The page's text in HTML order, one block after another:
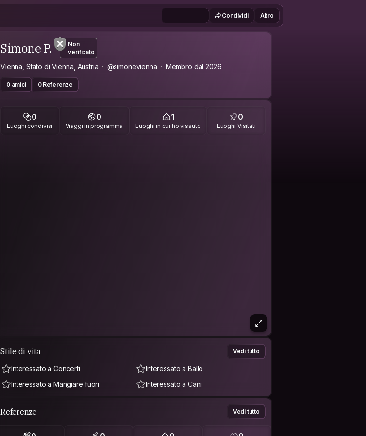
Condividi Altro
Simone P.
Non
verificato
Vienna, Stato di Vienna, Austria @simonevienna Membro dal 2026
0 amici 0 Referenze
0
Luoghi condivisi
0
Viaggi in programma
1
Luoghi in cui ho vissuto
0
Luoghi Visitati
Stile di vita Vedi tutto
Interessato a Concerti
Interessato a Ballo
Interessato a Mangiare fuori
Interessato a Cani
Referenze Vedi tutto